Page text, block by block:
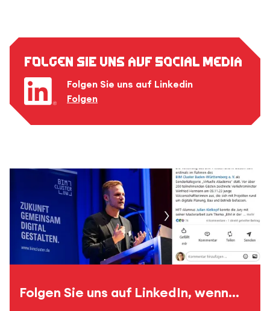
Folgen Sie uns auf Social Media
Folgen Sie uns auf Linkedin
Folgen
Folgen Sie uns auf LinkedIn, wenn...